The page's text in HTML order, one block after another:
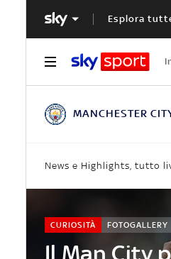
Esplora
MANCHESTER
News e Highlights, tutto
Il Man City
CURIOSITÀ FOTOGALLERY